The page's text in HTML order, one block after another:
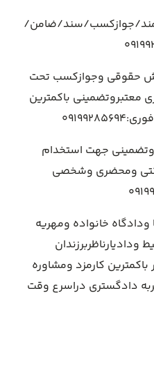
جوازکسب/سند/ضامن/
سند وفیش حقوقی وجوازکسب تحت
معتبروتضمینی باکمترین
جهت استخدام
ومحضری وشخصی
خانواده ومهریه
کارمزد ومشاوره
دادگستری دراسرع وقت